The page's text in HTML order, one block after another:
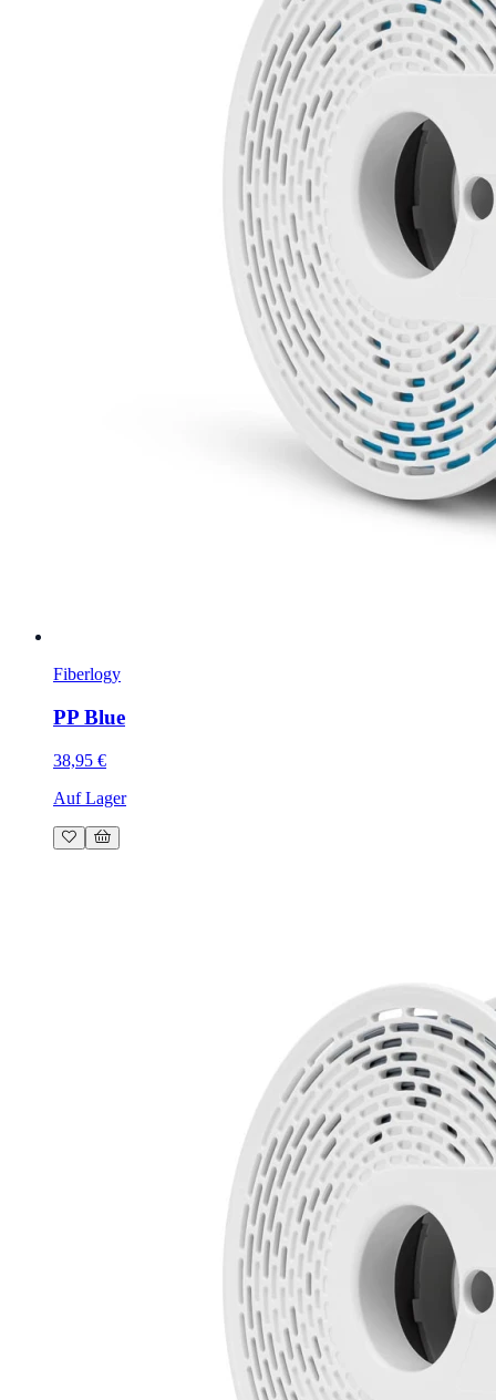
Fiberlogy
PP Blue
38,95 €
Auf Lager